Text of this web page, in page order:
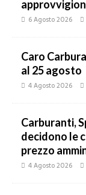
6 Agosto 2026
Caro
al 25 agosto
4 Agosto 2026
Carburanti,
decidono le
prezzo
4 Agosto 2026